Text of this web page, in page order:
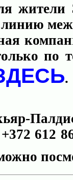
жители
линию
по
.
612